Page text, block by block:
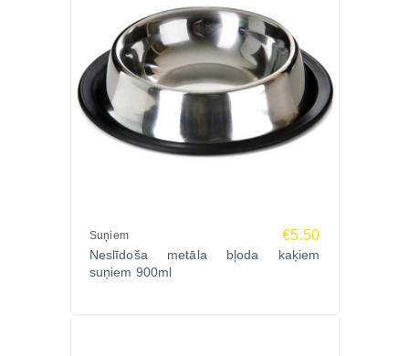
Suņiem €5.50
Neslīdoša metāla bļoda kaķiem
suņiem 900ml